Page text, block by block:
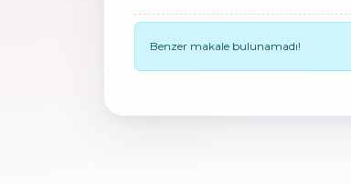
Benzer makale bulunamadı!